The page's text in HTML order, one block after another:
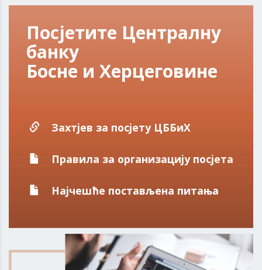
Посјетите Централну
банку
Босне и Херцеговине
Захтјев за посјету ЦББиХ
Правила за организацију посјета
Најчешће постављена питања